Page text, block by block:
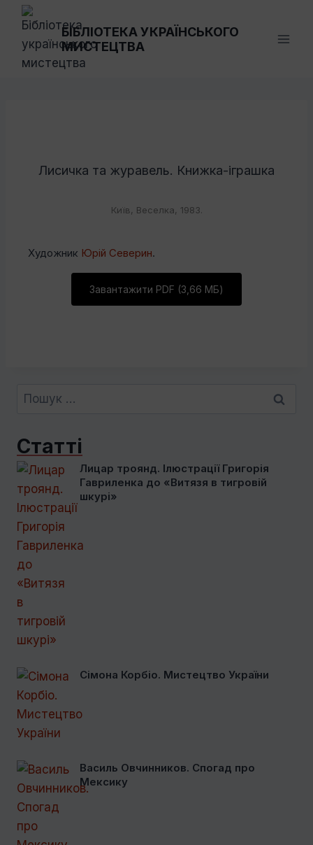
Перейти
вмісту
БІБЛІОТЕКА УКРАЇНСЬКОГО
МИСТЕЦТВА
Лисичка та журавель. Книжка-іграшка
Київ, Веселка, 1983.
Художник Юрій Северин.
Завантажити PDF (3,66 МБ)
Пошук:
Статті
Лицар троянд. Ілюстрації Григорія
Гавриленка до «Витязя в тигровій
шкурі»
Сімона Корбіо. Мистецтво України
Василь Овчинников. Спогад про
Мексику